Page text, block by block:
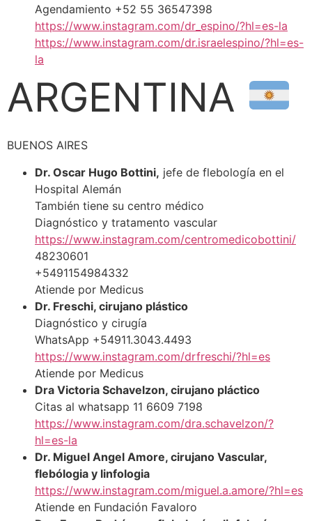
Agendamiento +52 55 36547398
https://www.instagram.com/dr_espino/?hl=es-la
https://www.instagram.com/dr.israelespino/?hl=es-
la
ARGENTINA
BUENOS AIRES
Dr. Oscar Hugo Bottini, jefe de flebología en el
Hospital Alemán
También tiene su centro médico
Diagnóstico y tratamento vascular
https://www.instagram.com/centromedicobottini/
48230601
+5491154984332
Atiende por Medicus
Dr. Freschi, cirujano plástico
Diagnóstico y cirugía
WhatsApp +54911.3043.4493
https://www.instagram.com/drfreschi/?hl=es
Atiende por Medicus
Dra Victoria Schavelzon, cirujano pláctico
Citas al whatsapp 11 6609 7198
https://www.instagram.com/dra.schavelzon/?
hl=es-la
Dr. Miguel Angel Amore, cirujano Vascular,
flebólogia y linfologia
https://www.instagram.com/miguel.a.amore/?hl=es
Atiende en Fundación Favaloro